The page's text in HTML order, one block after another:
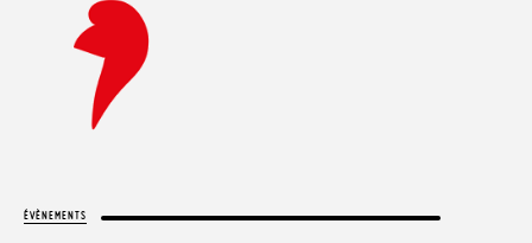
ÉVÈNEMENTS